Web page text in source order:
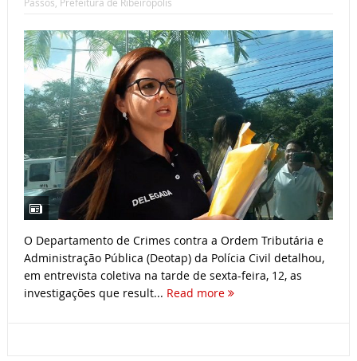
Passos, Prefeitura de Ribeirópolis
O Departamento de Crimes contra a Ordem Tributária e
Administração Pública (Deotap) da Polícia Civil detalhou,
em entrevista coletiva na tarde de sexta-feira, 12, as
investigações que result... Read more